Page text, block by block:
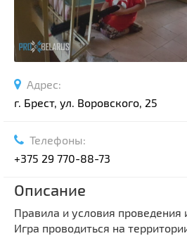
Адрес:
г. Брест, ул. Воровского, 25
Телефоны:
+375 29 770-88-73
Описание
Правила и условия проведения
Игра проводиться на